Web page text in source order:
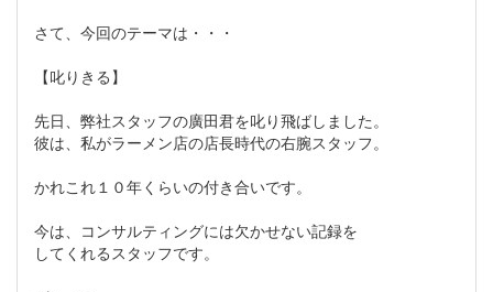
さて、今回のテーマは・・・
【叱りきる】
先日、弊社スタッフの廣田君を叱り飛ばしました。
彼は、私がラーメン店の店長時代の右腕スタッフ。
かれこれ１０年くらいの付き合いです。
今は、コンサルティングには欠かせない記録を
してくれるスタッフです。